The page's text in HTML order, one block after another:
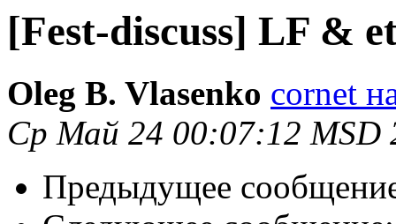
[Fest-discuss] LF &
Oleg B. Vlasenko cornet
Ср Май 24 00:07:12 MSD
Предыдущее